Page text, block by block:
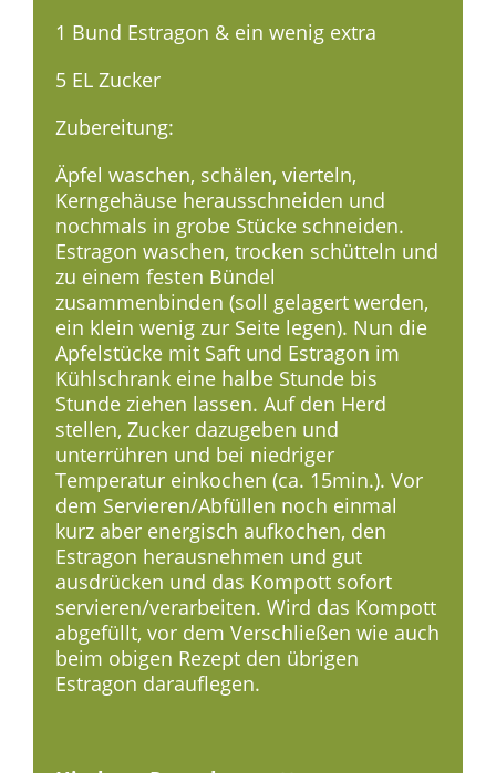
1 Bund Estragon & ein wenig extra
5 EL Zucker
Zubereitung:
Äpfel waschen, schälen, vierteln,
Kerngehäuse herausschneiden und
nochmals in grobe Stücke schneiden.
Estragon waschen, trocken schütteln und
zu einem festen Bündel
zusammenbinden (soll gelagert werden,
ein klein wenig zur Seite legen). Nun die
Apfelstücke mit Saft und Estragon im
Kühlschrank eine halbe Stunde bis
Stunde ziehen lassen. Auf den Herd
stellen, Zucker dazugeben und
unterrühren und bei niedriger
Temperatur einkochen (ca. 15min.). Vor
dem Servieren/Abfüllen noch einmal
kurz aber energisch aufkochen, den
Estragon herausnehmen und gut
ausdrücken und das Kompott sofort
servieren/verarbeiten. Wird das Kompott
abgefüllt, vor dem Verschließen wie auch
beim obigen Rezept den übrigen
Estragon darauflegen.